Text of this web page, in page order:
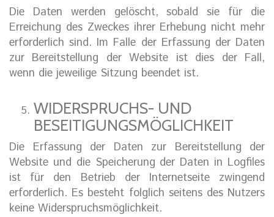
Die Daten werden gelöscht, sobald sie für die
Erreichung des Zweckes ihrer Erhebung nicht mehr
erforderlich sind. Im Falle der Erfassung der Daten
zur Bereitstellung der Website ist dies der Fall,
wenn die jeweilige Sitzung beendet ist.
WIDERSPRUCHS- UND
BESEITIGUNGSMÖGLICHKEIT
Die Erfassung der Daten zur Bereitstellung der
Website und die Speicherung der Daten in Logfiles
ist für den Betrieb der Internetseite zwingend
erforderlich. Es besteht folglich seitens des Nutzers
keine Widerspruchsmöglichkeit.